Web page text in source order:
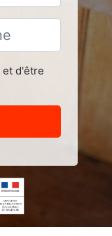
et d'être